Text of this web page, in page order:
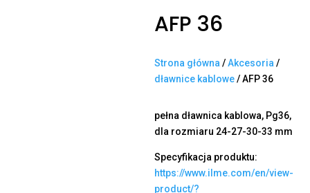
AFP 36
Strona główna /Akcesoria /
dławnice kablowe/ AFP 36
pełna dławnica kablowa, Pg36,
dla rozmiaru 24-27-30-33 mm
Specyfikacja produktu:
https://www.ilme.com/en/view-
product/?